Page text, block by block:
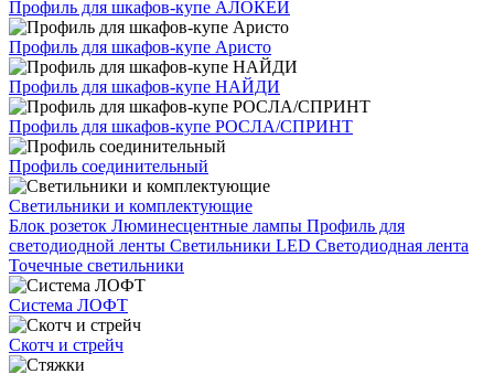
Профиль для шкафов-купе АЛОКЕЙ
Профиль для шкафов-купе Аристо
Профиль для шкафов-купе НАЙДИ
Профиль для шкафов-купе РОСЛА/СПРИНТ
Профиль соединительный
Светильники и комплектующие
Блок розеток Люминесцентные лампы Профиль для
светодиодной ленты Светильники LED Светодиодная лента
Точечные светильники
Система ЛОФТ
Скотч и стрейч